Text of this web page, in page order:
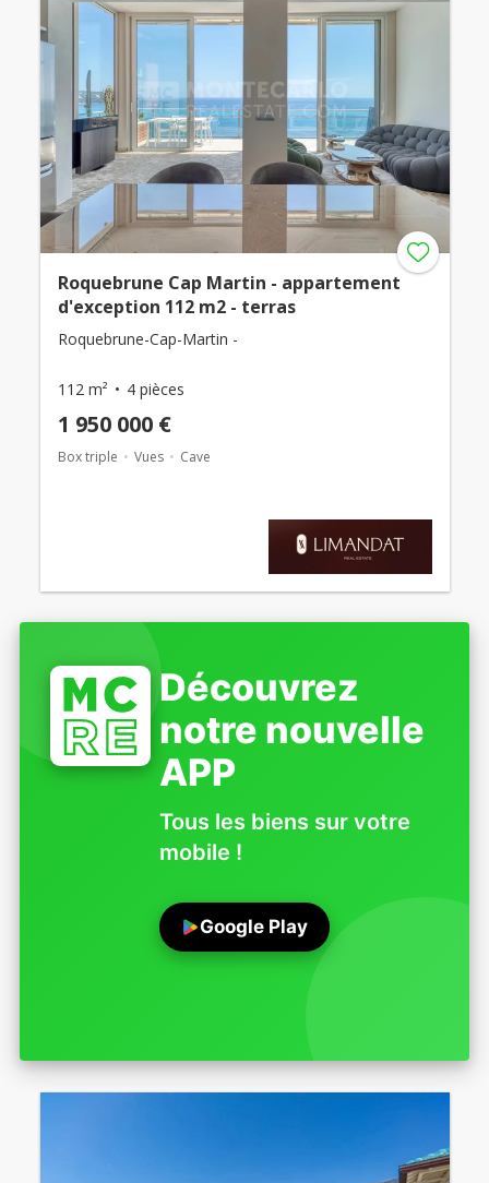
Roquebrune Cap Martin - appartement
d'exception 112 m2 - terras
Roquebrune-Cap-Martin -
112 m² 4 pièces
1 950 000 €
Box triple Vues Cave
Découvrez
notre nouvelle
APP
Tous les biens sur votre
mobile !
Google Play